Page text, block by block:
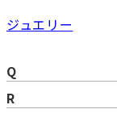
ジュエリー
Q
R